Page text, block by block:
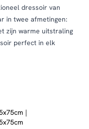
dressoir van
in twee afmetingen:
zijn warme uitstraling
perfect in elk
|